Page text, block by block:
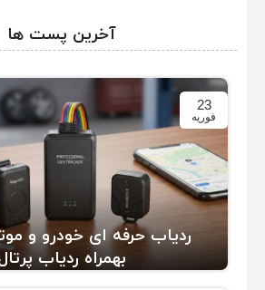
آخرین پست ها
23
فوریه
ردیاب حرفه ای خودرو و
بهمراه ردیاب